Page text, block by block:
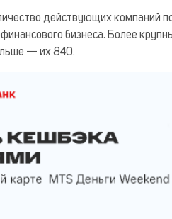
действующих компаний
бизнеса. Более
— их 840.